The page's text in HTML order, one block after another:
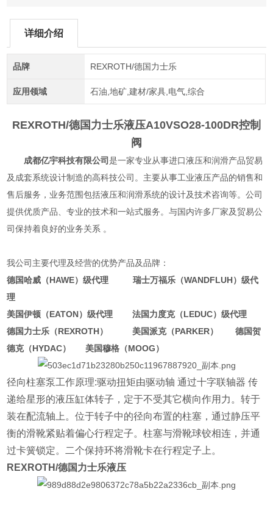
详细介绍
品牌 REXROTH/德国力士乐
应用领域 石油,地矿,建材/家具,电气,综合
REXROTH/德国力士乐液压A10VSO28-100DR控制
阀
成都亿宇科技有限公司是一家专业从事进口液压和润滑产品贸易
及成套系统设计制造的高科技公司。主要从事工业液压产品的销售和
售后服务，业务范围包括液压和润滑系统的设计及技术咨询等。公司
提供优质产品、专业的技术和一站式服务。与国内许多厂家及贸易公
司保持着良好的业务关系 。
我公司主要代理及经营的优势产品及品牌：
德国哈威（HAWE）级代理 瑞士万福乐（WANDFLUH）级代
理
美国伊顿（EATON）级代理 法国力度克（LEDUC）级代理
德国力士乐（REXROTH） 美国派克（PARKER） 德国贺
德克（HYDAC） 美国穆格（MOOG）
径向柱塞泵工作原理:驱动扭矩由驱动轴 通过十字联轴器 传
递给星形的液压缸体转子，定于不受其它横向作用力。转于
装在配流轴上。位于转子中的径向布置的柱塞，通过静压平
衡的滑靴紧贴着偏心行程定子。柱塞与滑靴球铰相连，并通
过卡簧锁定。二个保持环将滑靴卡在行程定子上。
REXROTH/德国力士乐液压